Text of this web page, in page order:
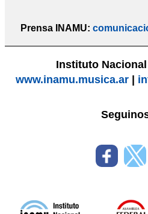
Prensa INAMU:
Instituto
www.inamu.musica.ar